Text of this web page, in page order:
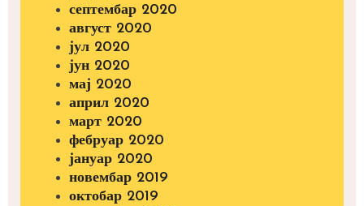
септембар 2020
август 2020
јул 2020
јун 2020
мај 2020
април 2020
март 2020
фебруар 2020
јануар 2020
новембар 2019
октобар 2019